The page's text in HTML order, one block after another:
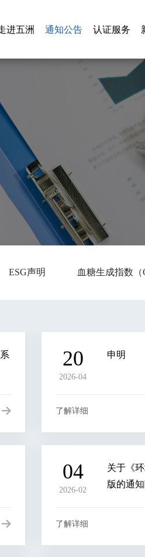
进五洲 通知公告 认证服务
ESG声明 血糖生成指数（
20
2026-04
申明
了解详细
04
2026-02
关于《
版的通
了解详细